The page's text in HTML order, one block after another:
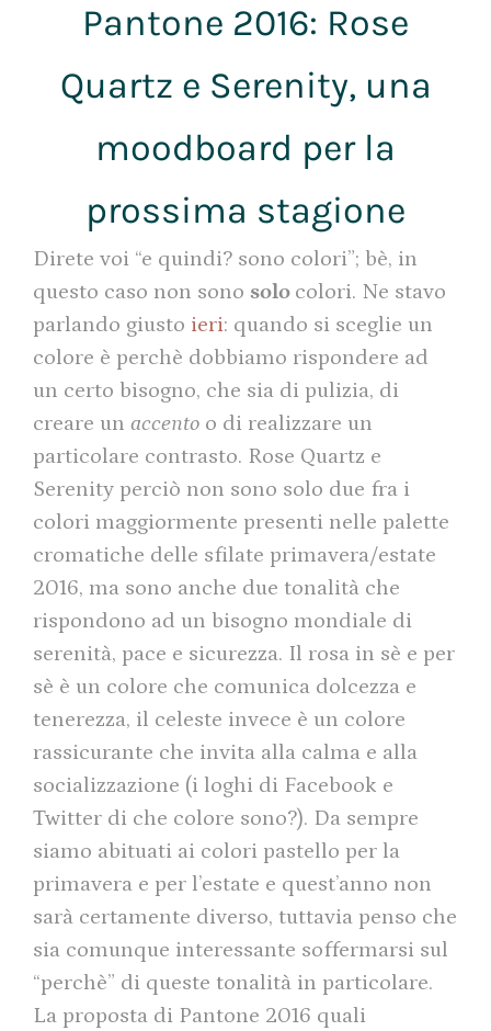
Pantone 2016: Rose
Quartz e Serenity, una
moodboard per la
prossima stagione
Direte voi “e quindi? sono colori”; bè, in
questo caso non sono solo colori. Ne stavo
parlando giusto ieri: quando si sceglie un
colore è perchè dobbiamo rispondere ad
un certo bisogno, che sia di pulizia, di
creare un accento o di realizzare un
particolare contrasto. Rose Quartz e
Serenity perciò non sono solo due fra i
colori maggiormente presenti nelle palette
cromatiche delle sfilate primavera/estate
2016, ma sono anche due tonalità che
rispondono ad un bisogno mondiale di
serenità, pace e sicurezza. Il rosa in sè e per
sè è un colore che comunica dolcezza e
tenerezza, il celeste invece è un colore
rassicurante che invita alla calma e alla
socializzazione (i loghi di Facebook e
Twitter di che colore sono?). Da sempre
siamo abituati ai colori pastello per la
primavera e per l’estate e quest’anno non
sarà certamente diverso, tuttavia penso che
sia comunque interessante soffermarsi sul
“perchè” di queste tonalità in particolare.
La proposta di Pantone 2016 quali